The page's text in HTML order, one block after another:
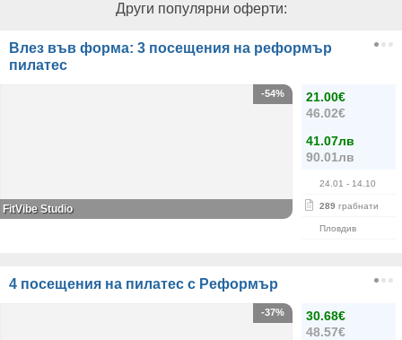
Други популярни оферти:
Влез във форма: 3 посещения на реформър
пилатес
21.00€
46.02€
41.07лв
90.01лв
24.01 - 14.10
289 грабнати
Пловдив
-54%
FitVibe Studio
4 посещения на пилатес с Реформър
30.68€
48.57€
-37%